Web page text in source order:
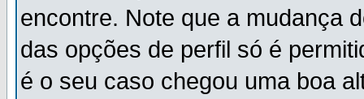
encontre. Note que a mudança
das opções de perfil só é
é o seu caso chegou uma boa